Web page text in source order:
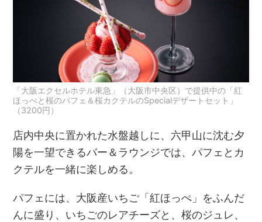
「大阪エクセルホテル東急」（大阪市中央区）で提供中の「紅
ほっぺと桜のパフェ＆桜カクテルのSpecialデザートセット」
（3200円）
店内中央に置かれた水盤越しに、六甲山に沈む夕
陽を一望できるバー＆ラウンジでは、パフェとカ
クテルを一緒に楽しめる。
パフェには、大阪産いちご「紅ほっぺ」をふんだ
んに盛り、いちごのレアチーズと、桜のジュレ、